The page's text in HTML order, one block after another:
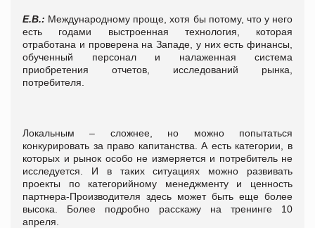
Е.В.: Международному проще, хотя бы потому, что у него
есть годами выстроенная технология, которая
отработана и проверена на Западе, у них есть финансы,
обученный персонал и налаженная система
приобретения отчетов, исследований рынка,
потребителя.
Локальным – сложнее, но можно попытаться
конкурировать за право капитанства. А есть категории, в
которых и рынок особо не измеряется и потребитель не
исследуется. И в таких ситуациях можно развивать
проекты по категорийному менеджменту и ценность
партнера-Производителя здесь может быть еще более
высока. Более подробно расскажу на тренинге 10
апреля.